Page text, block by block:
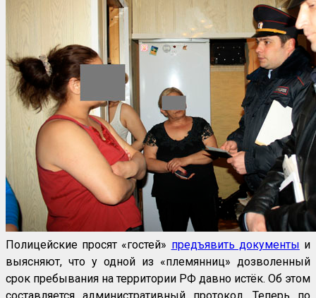
Полицейские просят «гостей» предъявить документы и
выясняют, что у одной из «племянниц» дозволенный
срок пребывания на территории РФ давно истёк. Об этом